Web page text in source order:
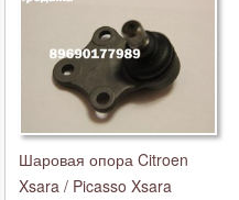
Шаровая опора Citroen
Xsara / Picasso Xsara